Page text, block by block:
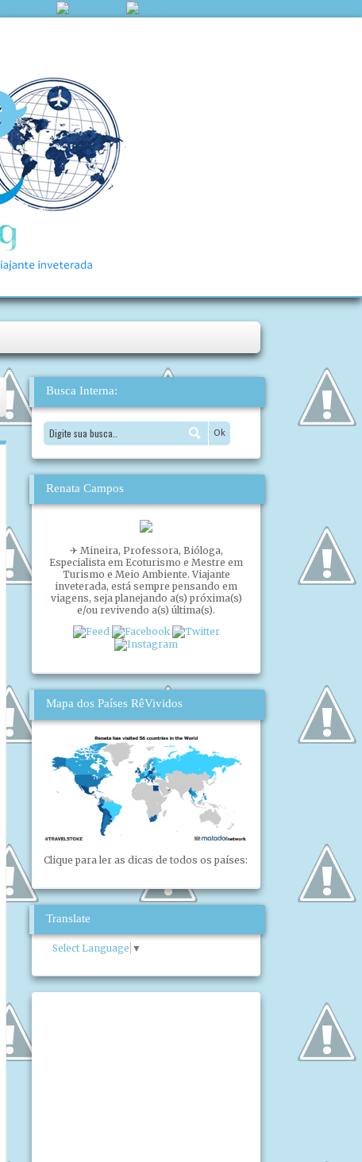
Busca Interna:
Renata Campos
✈ Mineira, Professora, Bióloga,
Especialista em Ecoturismo e Mestre em
Turismo e Meio Ambiente. Viajante
inveterada, está sempre pensando em
viagens, seja planejando a(s) próxima(s)
e/ou revivendo a(s) última(s).
Mapa dos Países RêVividos
Clique para ler as dicas de todos os países:
Translate
Select Language ▼